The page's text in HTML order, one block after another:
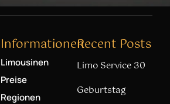
Informationen
Limousinen
Preise
Regionen
Recent Posts
Limo Service 30
Geburtstag